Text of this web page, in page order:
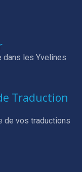
dans les Yvelines
Traduction
de vos traductions